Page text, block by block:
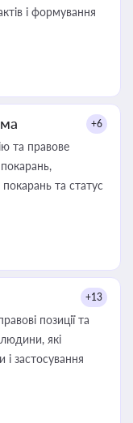
і формування
+6
та правове
покарань та статус
+13
позиції та
які
застосування